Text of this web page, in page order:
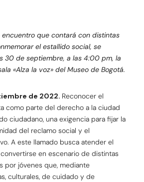
que contará con distintas
el estallido social, se
30 de septiembre, a las 4:00 pm, la
«Alza la voz» del Museo de Bogotá.
de 2022. Reconocer el
como parte del derecho a la ciudad
ciudadano, una exigencia para fijar la
del reclamo social y el
A este llamado busca atender el
en escenario de distintas
por jóvenes que, mediante
culturales, de cuidado y de